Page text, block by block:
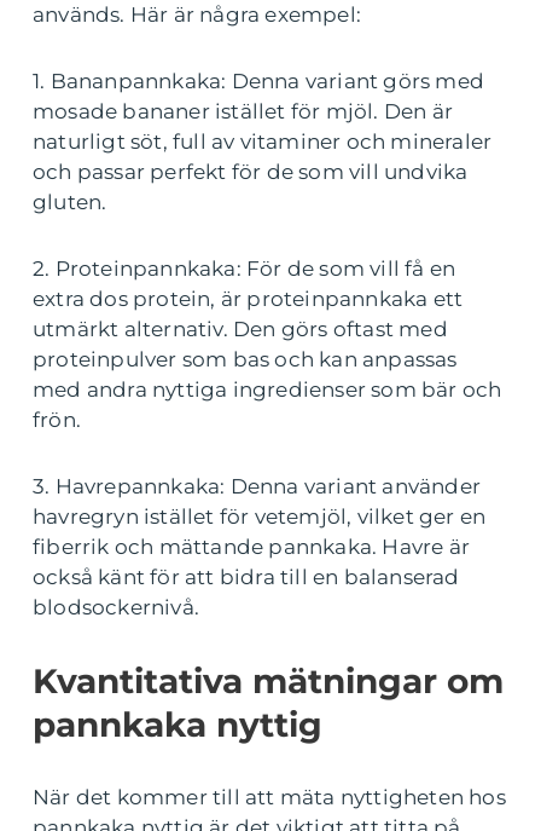
används. Här är några exempel:
1. Bananpannkaka: Denna variant görs med
mosade bananer istället för mjöl. Den är
naturligt söt, full av vitaminer och mineraler
och passar perfekt för de som vill undvika
gluten.
2. Proteinpannkaka: För de som vill få en
extra dos protein, är proteinpannkaka ett
utmärkt alternativ. Den görs oftast med
proteinpulver som bas och kan anpassas
med andra nyttiga ingredienser som bär och
frön.
3. Havrepannkaka: Denna variant använder
havregryn istället för vetemjöl, vilket ger en
fiberrik och mättande pannkaka. Havre är
också känt för att bidra till en balanserad
blodsockernivå.
Kvantitativa mätningar om
pannkaka nyttig
När det kommer till att mäta nyttigheten hos